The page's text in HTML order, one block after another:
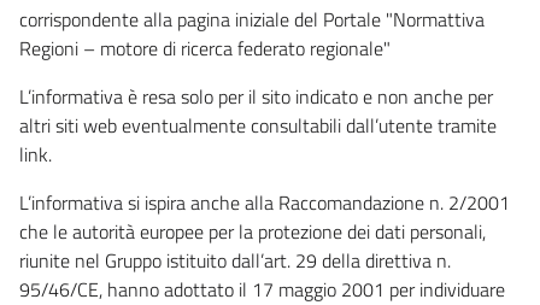
corrispondente alla pagina iniziale del Portale "Normattiva
Regioni – motore di ricerca federato regionale"
L’informativa è resa solo per il sito indicato e non anche per
altri siti web eventualmente consultabili dall’utente tramite
link.
L’informativa si ispira anche alla Raccomandazione n. 2/2001
che le autorità europee per la protezione dei dati personali,
riunite nel Gruppo istituito dall’art. 29 della direttiva n.
95/46/CE, hanno adottato il 17 maggio 2001 per individuare